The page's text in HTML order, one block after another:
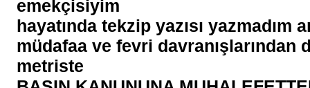
emekçisiyim
hayatında tekzip yazısı yazmadım
müdafaa ve fevri davranışlarından
metriste